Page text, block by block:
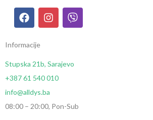
Informacije
Stupska 21b, Sarajevo
+387 61 540 010
info@alldys.ba
08:00 – 20:00, Pon-Sub